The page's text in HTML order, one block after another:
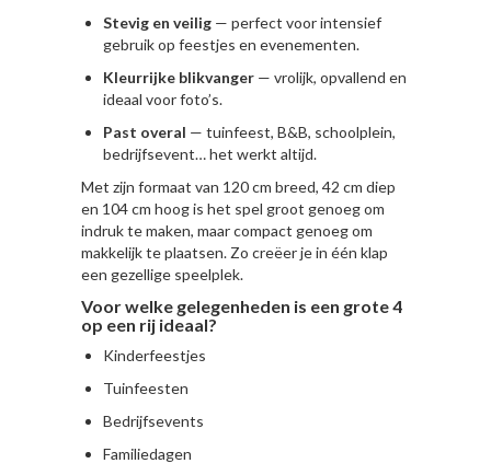
Stevig en veilig — perfect voor intensief
gebruik op feestjes en evenementen.
Kleurrijke blikvanger — vrolijk, opvallend en
ideaal voor foto’s.
Past overal — tuinfeest, B&B, schoolplein,
bedrijfsevent… het werkt altijd.
Met zijn formaat van 120 cm breed, 42 cm diep
en 104 cm hoog is het spel groot genoeg om
indruk te maken, maar compact genoeg om
makkelijk te plaatsen. Zo creëer je in één klap
een gezellige speelplek.
Voor welke gelegenheden is een grote 4
op een rij ideaal?
Kinderfeestjes
Tuinfeesten
Bedrijfsevents
Familiedagen